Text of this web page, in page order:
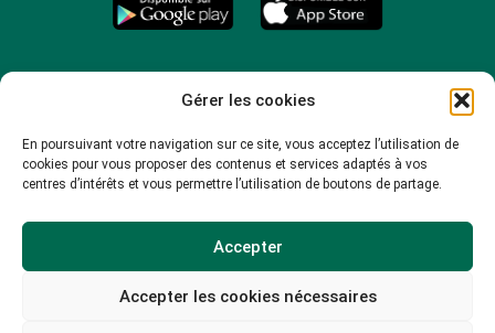
Gérer les cookies
En poursuivant votre navigation sur ce site, vous acceptez l’utilisation de
cookies pour vous proposer des contenus et services adaptés à vos
centres d’intérêts et vous permettre l’utilisation de boutons de partage.
Accepter
Accepter les cookies nécessaires
© 2026 -